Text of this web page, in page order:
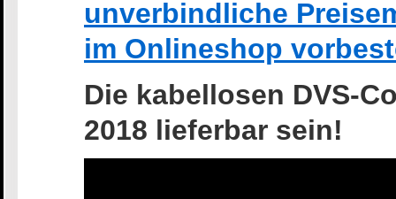
unverbindliche
im Onlineshop
Die kabellosen DVS-
2018 lieferbar sein!